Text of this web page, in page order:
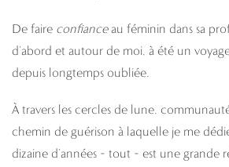
De faire confianceau féminin dans sa
d’abord et autour de moi, à été un
depuis longtemps oubliée.
À travers les cercles de lune,
chemin de guérison à laquelle je me
dizaine d’années – tout – est une grande